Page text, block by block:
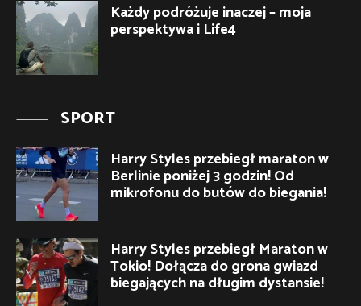
Każdy podróżuje inaczej – moja
perspektywa i Life4
SPORT
Harry Styles przebiegł maraton w
Berlinie poniżej 3 godzin! Od
mikrofonu do butów do biegania!
Harry Styles przebiegł Maraton w
Tokio! Dołącza do grona gwiazd
biegających na długim dystansie!